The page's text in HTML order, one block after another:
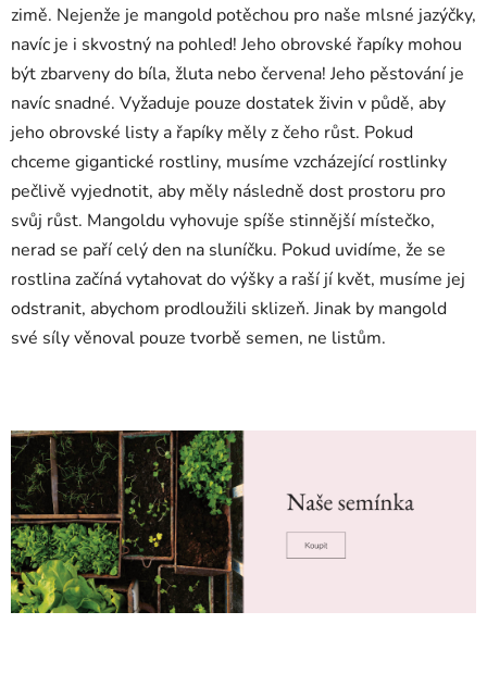
zimě. Nejenže je mangold potěchou pro naše mlsné jazýčky,
navíc je i skvostný na pohled! Jeho obrovské řapíky mohou
být zbarveny do bíla, žluta nebo červena! Jeho pěstování je
navíc snadné. Vyžaduje pouze dostatek živin v půdě, aby
jeho obrovské listy a řapíky měly z čeho růst. Pokud
chceme gigantické rostliny, musíme vzcházející rostlinky
pečlivě vyjednotit, aby měly následně dost prostoru pro
svůj růst. Mangoldu vyhovuje spíše stinnější místečko,
nerad se paří celý den na sluníčku. Pokud uvidíme, že se
rostlina začíná vytahovat do výšky a raší jí květ, musíme jej
odstranit, abychom prodloužili sklizeň. Jinak by mangold
své síly věnoval pouze tvorbě semen, ne listům.